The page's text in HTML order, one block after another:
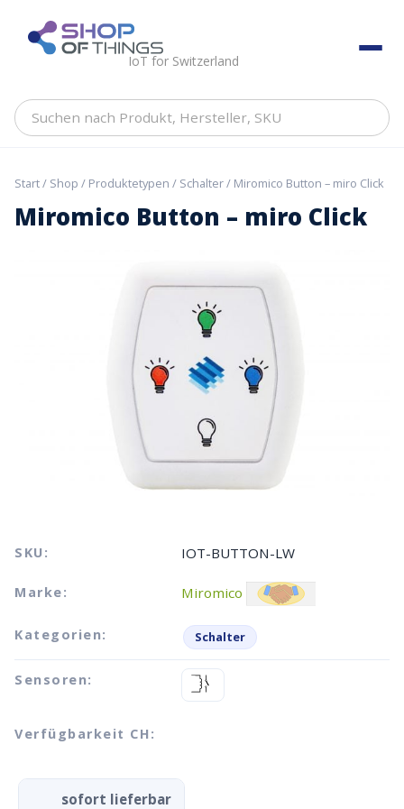
content ShopOfThings
IoT for Switzerland
Suchen
Hersteller,
Start/ Shop / Produktetypen / Schalter/ Miromico Button – miro Click
Miromico Button – miro Click
SKU: IOT-BUTTON-LW
Marke: Miromico
Kategorien: Schalter
Sensoren:
Verfügbarkeit CH:
sofort lieferbar